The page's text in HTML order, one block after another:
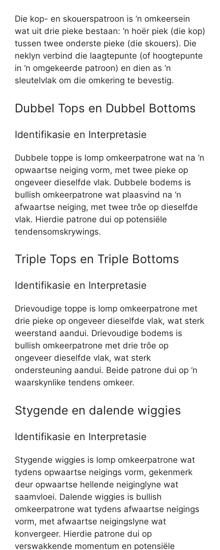
Die kop- en skouerspatroon is ‘n omkeersein
wat uit drie pieke bestaan: ‘n hoër piek (die kop)
tussen twee onderste pieke (die skouers). Die
neklyn verbind die laagtepunte (of hoogtepunte
in ‘n omgekeerde patroon) en dien as ‘n
sleutelvlak om die omkering te bevestig.
Dubbel Tops en Dubbel Bottoms
Identifikasie en Interpretasie
Dubbele toppe is lomp omkeerpatrone wat na ‘n
opwaartse neiging vorm, met twee pieke op
ongeveer dieselfde vlak. Dubbele bodems is
bullish omkeerpatrone wat plaasvind na ‘n
afwaartse neiging, met twee trôe op dieselfde
vlak. Hierdie patrone dui op potensiële
tendensomskrywings.
Triple Tops en Triple Bottoms
Identifikasie en Interpretasie
Drievoudige toppe is lomp omkeerpatrone met
drie pieke op ongeveer dieselfde vlak, wat sterk
weerstand aandui. Drievoudige bodems is
bullish omkeerpatrone met drie trôe op
ongeveer dieselfde vlak, wat sterk
ondersteuning aandui. Beide patrone dui op ‘n
waarskynlike tendens omkeer.
Stygende en dalende wiggies
Identifikasie en Interpretasie
Stygende wiggies is lomp omkeerpatrone wat
tydens opwaartse neigings vorm, gekenmerk
deur opwaartse hellende neiginglyne wat
saamvloei. Dalende wiggies is bullish
omkeerpatrone wat tydens afwaartse neigings
vorm, met afwaartse neigingslyne wat
konvergeer. Hierdie patrone dui op
verswakkende momentum en potensiële